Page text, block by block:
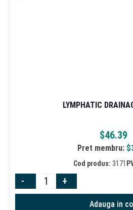
LYMPHATIC
$46.39
Pret membru: $
Cod produs: 3171
- +
Adauga in